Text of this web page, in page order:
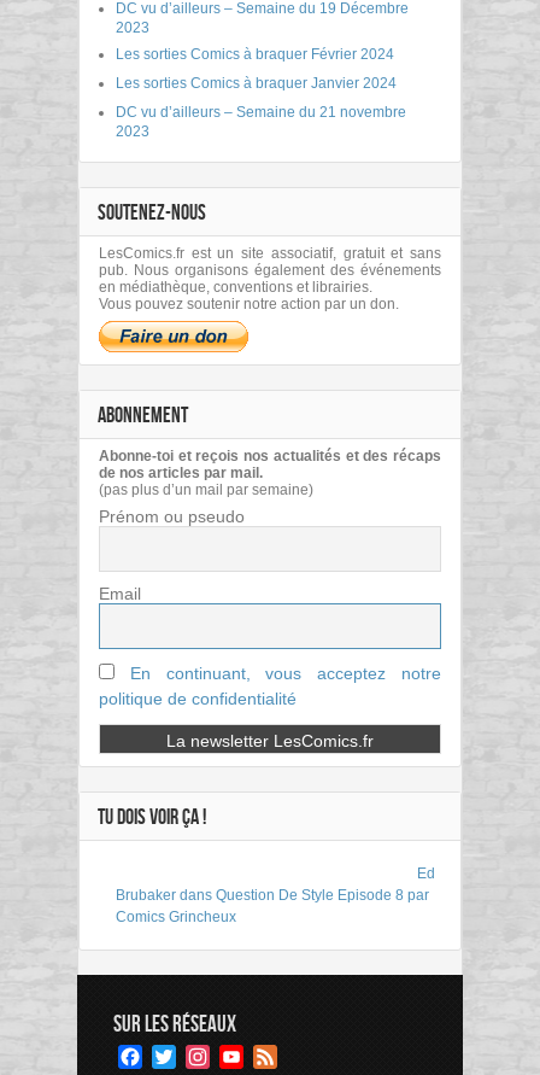
DC vu d’ailleurs – Semaine du 19 Décembre
2023
Les sorties Comics à braquer Février 2024
Les sorties Comics à braquer Janvier 2024
DC vu d’ailleurs – Semaine du 21 novembre
2023
SOUTENEZ-NOUS
LesComics.fr est un site associatif, gratuit et sans
pub. Nous organisons également des événements
en médiathèque, conventions et librairies.
Vous pouvez soutenir notre action par un don.
ABONNEMENT
Abonne-toi et reçois nos actualités et des récaps
de nos articles par mail.
(pas plus d’un mail par semaine)
Prénom ou pseudo
Email
En continuant, vous acceptez notre
politique de confidentialité
TU DOIS VOIR ÇA !
Ed
Brubaker dans Question De Style Episode 8 par
Comics Grincheux
SUR LES RÉSEAUX
Facebook
TwitterInstagramYouTube